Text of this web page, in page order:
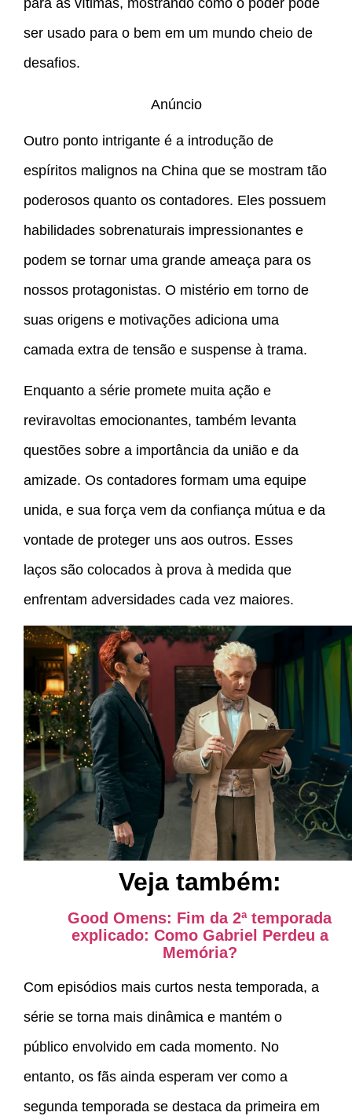
para as vítimas, mostrando como o poder pode
ser usado para o bem em um mundo cheio de
desafios.
Anúncio
Outro ponto intrigante é a introdução de
espíritos malignos na China que se mostram tão
poderosos quanto os contadores. Eles possuem
habilidades sobrenaturais impressionantes e
podem se tornar uma grande ameaça para os
nossos protagonistas. O mistério em torno de
suas origens e motivações adiciona uma
camada extra de tensão e suspense à trama.
Enquanto a série promete muita ação e
reviravoltas emocionantes, também levanta
questões sobre a importância da união e da
amizade. Os contadores formam uma equipe
unida, e sua força vem da confiança mútua e da
vontade de proteger uns aos outros. Esses
laços são colocados à prova à medida que
enfrentam adversidades cada vez maiores.
Veja também:
Good Omens: Fim da 2ª temporada
explicado: Como Gabriel Perdeu a
Memória?
Com episódios mais curtos nesta temporada, a
série se torna mais dinâmica e mantém o
público envolvido em cada momento. No
entanto, os fãs ainda esperam ver como a
segunda temporada se destaca da primeira em